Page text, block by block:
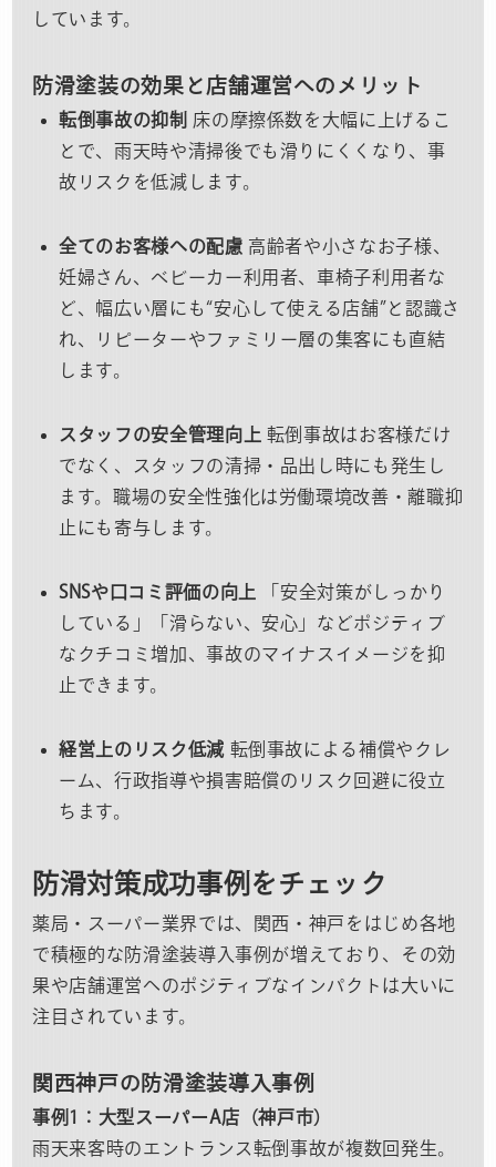
しています。
防滑塗装の効果と店舗運営へのメリット
転倒事故の抑制
床の摩擦係数を大幅に上げるこ
とで、雨天時や清掃後でも滑りにくくなり、事
故リスクを低減します。
全てのお客様への配慮 高齢者や小さなお子様、
妊婦さん、ベビーカー利用者、車椅子利用者な
ど、幅広い層にも“安心して使える店舗”と認識さ
れ、リピーターやファミリー層の集客にも直結
します。
スタッフの安全管理向上 転倒事故はお客様だけ
でなく、スタッフの清掃・品出し時にも発生し
ます。職場の安全性強化は労働環境改善・離職抑
止にも寄与します。
SNSや口コミ評価の向上
「安全対策がしっかり
している」「滑らない、安心」などポジティブ
なクチコミ増加、事故のマイナスイメージを抑
止できます。
経営上のリスク低減転倒事故による補償やクレ
ーム、行政指導や損害賠償のリスク回避に役立
ちます。
防滑対策成功事例をチェック
薬局・スーパー業界では、関西・神戸をはじめ各地
で積極的な防滑塗装導入事例が増えており、その効
果や店舗運営へのポジティブなインパクトは大いに
注目されています。
関西神戸の防滑塗装導入事例
事例1：大型スーパーA店（神戸市）
雨天来客時のエントランス転倒事故が複数回発生。